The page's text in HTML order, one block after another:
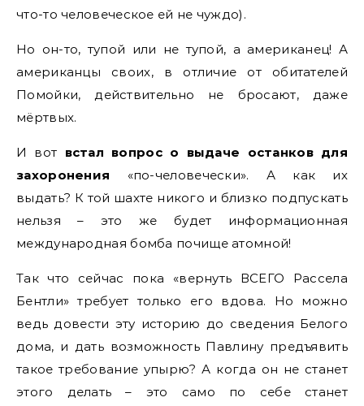
что-то человеческое ей не чуждо).
Но он-то, тупой или не тупой, а американец! А
американцы своих, в отличие от обитателей
Помойки, действительно не бросают, даже
мёртвых.
И вот встал вопрос о выдаче останков для
захоронения «по-человечески». А как их
выдать? К той шахте никого и близко подпускать
нельзя – это же будет информационная
международная бомба почище атомной!
Так что сейчас пока «вернуть ВСЕГО Рассела
Бентли» требует только его вдова. Но можно
ведь довести эту историю до сведения Белого
дома, и дать возможность Павлину предъявить
такое требование упырю? А когда он не станет
этого делать – это само по себе станет